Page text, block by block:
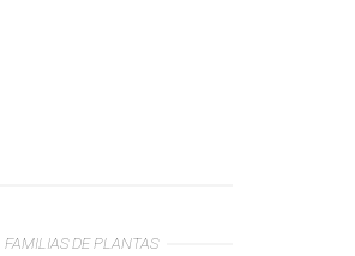
FAMILIAS DE PLANTAS